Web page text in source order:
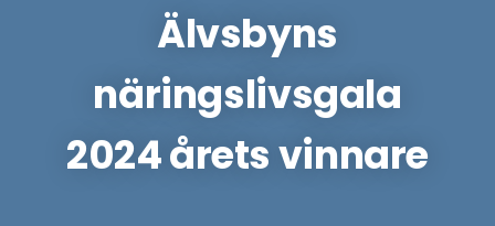
Älvsbyns
näringslivsgala
2024 årets vinnare